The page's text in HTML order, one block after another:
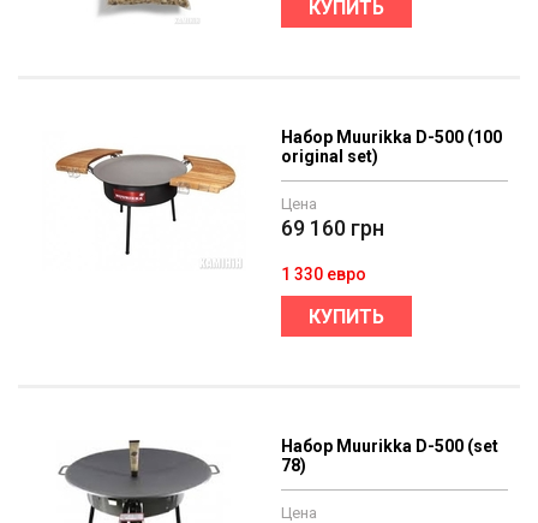
КУПИТЬ
Набор Muurikka D-500 (100
original set)
Цена
69 160 грн
1 330 евро
КУПИТЬ
Набор Muurikka D-500 (set
78)
Цена